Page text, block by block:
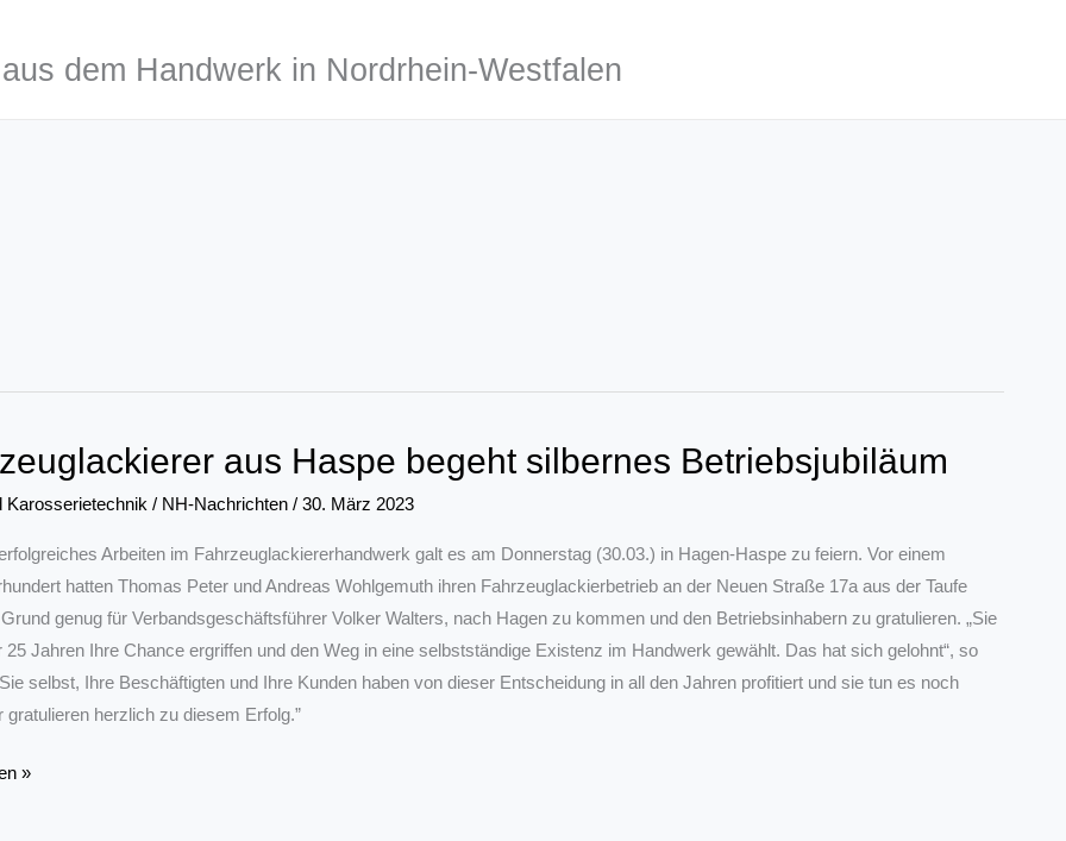
dem Handwerk in Nordrhein-Westfalen
aus Haspe begeht silbernes Betriebsjubiläum
Karosserietechnik / NH-Nachrichten / 30. März 2023
Arbeiten im Fahrzeuglackiererhandwerk galt es am Donnerstag (30.03.) in Hagen-Haspe zu feiern. Vor einem
hatten Thomas Peter und Andreas Wohlgemuth ihren Fahrzeuglackierbetrieb an der Neuen Straße 17a aus der Taufe
genug für Verbandsgeschäftsführer Volker Walters, nach Hagen zu kommen und den Betriebsinhabern zu gratulieren. „Sie
25 Jahren Ihre Chance ergriffen und den Weg in eine selbstständige Existenz im Handwerk gewählt. Das hat sich gelohnt“, so
selbst, Ihre Beschäftigten und Ihre Kunden haben von dieser Entscheidung in all den Jahren profitiert und sie tun es noch
gratulieren herzlich zu diesem Erfolg.”
»